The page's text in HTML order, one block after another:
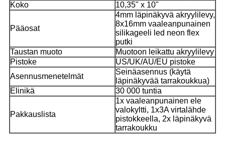
Koko
10,35" x 10"
Pääosat
4mm läpinäkyvä akryylilevy,
8x16mm vaaleanpunainen
silikageeli led neon flex
putki
Taustan muoto
Muotoon leikattu akryylilevy
Pistoke
US/UK/AU/EU pistoke
Asennusmenetelmät
Seinäasennus (käytä
läpinäkyvää tarrakoukkua)
Elinikä
30 000 tuntia
Pakkauslista
1x vaaleanpunainen ele
valokyltti, 1x3A virtalähde
pistokkeella, 2x läpinäkyvä
tarrakoukku